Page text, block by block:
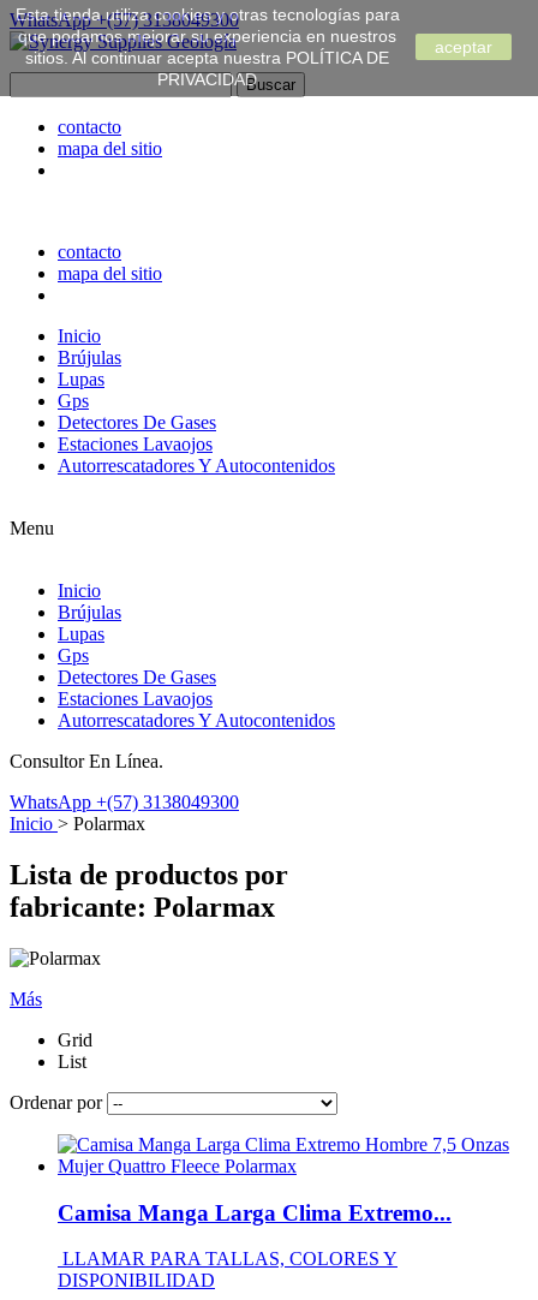
WhatsApp +(57) 3138049300
contacto
mapa del sitio
contacto
mapa del sitio
Inicio
Brújulas
Lupas
Gps
Detectores De Gases
Estaciones Lavaojos
Autorrescatadores Y Autocontenidos
Menu
Inicio
Brújulas
Lupas
Gps
Detectores De Gases
Estaciones Lavaojos
Autorrescatadores Y Autocontenidos
Consultor En Línea.
WhatsApp +(57) 3138049300
Inicio > Polarmax
Lista de productos por
fabricante: Polarmax
Más
Grid
List
Ordenar por
Camisa Manga Larga Clima Extremo...
LLAMAR PARA TALLAS, COLORES Y
DISPONIBILIDAD
Esta tienda utiliza cookies y otras tecnologías para
que podamos mejorar su experiencia en nuestros
sitios. Al continuar acepta nuestra POLÍTICA DE
PRIVACIDAD
aceptar